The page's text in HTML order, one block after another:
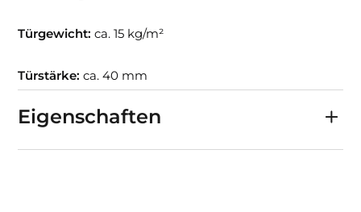
Türgewicht: ca. 15 kg/m²
Türstärke: ca. 40 mm
Eigenschaften